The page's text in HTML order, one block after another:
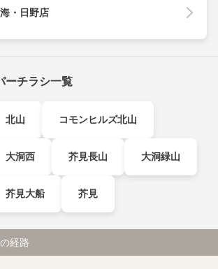
・日野店
ーチラシ一覧
北山 コモンヒルズ北山
大洞西 芥見長山 大洞緑山
芥見大船 芥見
経路